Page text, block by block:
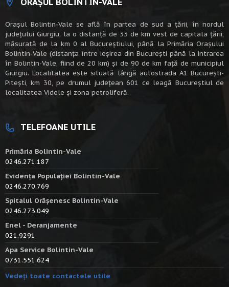
ORAȘUL BOLINTIN-VALE
Oraşul Bolintin-Vale se află în partea de sud a ţării, în nordul
judeţului Giurgiu, la o distanţă de 33 de km vest de capitala țării,
măsurată de la km 0 al Bucureștiului, până la Primăria Orașului
Bolintin-Vale (distanța între ieșirea din București până la intrarea
în Bolintin-Vale, fiind de 20 km) şi de 90 de km faţă de municipiul
Giurgiu. Localitatea este situată lângă autostrada A1 Bucureşti-
Piteşti, km 30, pe drumul judeţean 601 ce leagă Bucureştiul de
localitatea Videle şi zona petroliferă.
TELEFOANE UTILE
Primăria Bolintin-Vale
0246.271.187
Evidența Populației Bolintin-Vale
0246.270.769
Spitalul Orășenesc Bolintin-Vale
0246.273.049
Enel - Deranjamente
021.9291
Apa Service Bolintin-Vale
0731.551.624
Vedeți toate contactele utile